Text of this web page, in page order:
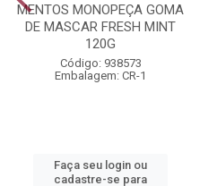
MENTOS MONOPEÇA GOMA
DE MASCAR FRESH MINT
120G
Código: 938573
Embalagem: CR-1
Faça seu login ou
cadastre-se para